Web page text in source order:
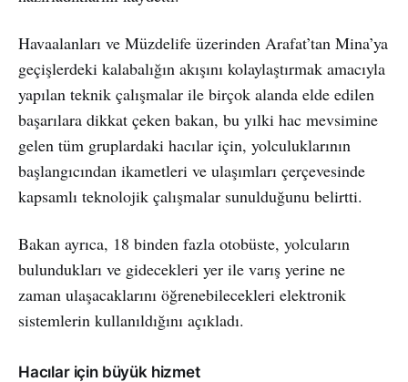
Havaalanları ve Müzdelife üzerinden Arafat’tan Mina’ya
geçişlerdeki kalabalığın akışını kolaylaştırmak amacıyla
yapılan teknik çalışmalar ile birçok alanda elde edilen
başarılara dikkat çeken bakan, bu yılki hac mevsimine
gelen tüm gruplardaki hacılar için, yolculuklarının
başlangıcından ikametleri ve ulaşımları çerçevesinde
kapsamlı teknolojik çalışmalar sunulduğunu belirtti.
Bakan ayrıca, 18 binden fazla otobüste, yolcuların
bulundukları ve gidecekleri yer ile varış yerine ne
zaman ulaşacaklarını öğrenebilecekleri elektronik
sistemlerin kullanıldığını açıkladı.
Hacılar için büyük hizmet